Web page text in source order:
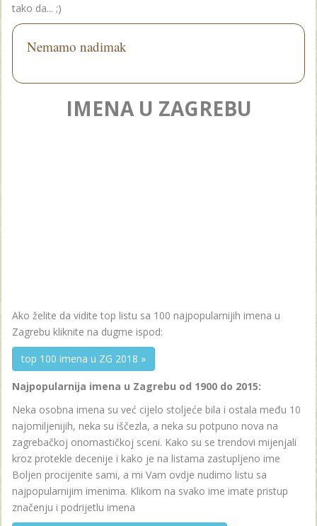
tako da... ;)
Nemamo nadimak
IMENA U ZAGREBU
Ako želite da vidite top listu sa 100 najpopularnijih imena u
Zagrebu kliknite na dugme ispod:
top 100 imena u ZG 2018 »
Najpopularnija imena u Zagrebu od 1900 do 2015:
Neka osobna imena su već cijelo stoljeće bila i ostala među 10
najomiljenijih, neka su iščezla, a neka su potpuno nova na
zagrebačkoj onomastičkoj sceni. Kako su se trendovi mijenjali
kroz protekle decenije i kako je na listama zastupljeno ime
Boljen procijenite sami, a mi Vam ovdje nudimo listu sa
najpopularnijim imenima. Klikom na svako ime imate pristup
značenju i podrijetlu imena